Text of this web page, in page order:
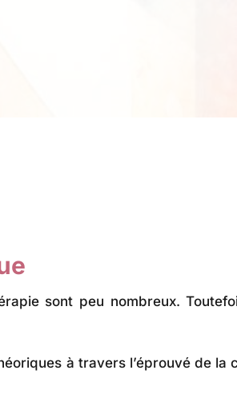
sont peu nombreux.
à travers l’éprouvé de